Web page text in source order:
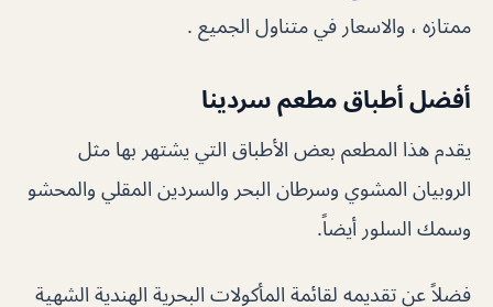
ممتازه ، والاسعار في متناول الجميع .
أفضل أطباق مطعم سردينا
يقدم هذا المطعم بعض الأطباق التي يشتهر بها مثل
الروبيان المشوي وسرطان البحر والسردين المقلي والمحشو
وسمك السلور أيضاً.
فضلاً عن تقديمه لقائمة المأكولات البحرية الهندية الشهية